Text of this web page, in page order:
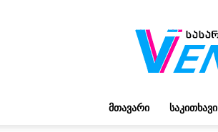
ᲛᲗᲐᲕᲐᲠᲘ ᲡᲐᲙᲘᲗᲮᲐᲕᲘ